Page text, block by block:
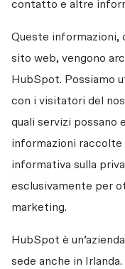
contatto e altre
Queste informazioni,
sito web, vengono
HubSpot. Possiamo
con i visitatori del
quali servizi possano
informazioni
informativa sulla
esclusivamente per
marketing.
HubSpot è